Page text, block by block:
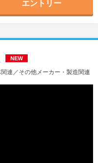
エントリー
連／その他メーカー・製造関連
NEW